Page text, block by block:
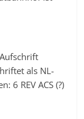
als NL-
6 REV ACS (?)